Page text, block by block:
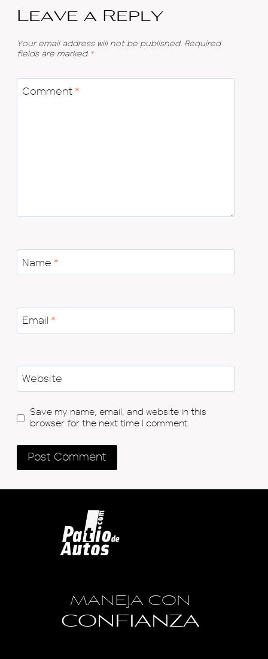
Leave a Reply
Your email address will not be published. Required
fields are marked *
Comment *
Name *
Email *
Website
Save my name, email, and website in this
browser for the next time I comment.
MANEJA CON
CONFIANZA